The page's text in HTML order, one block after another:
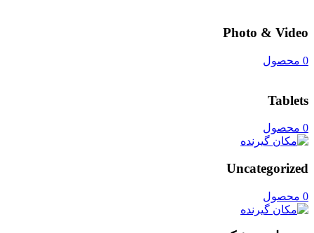
Photo & Video
0 محصول
Tablets
0 محصول
Uncategorized
0 محصول